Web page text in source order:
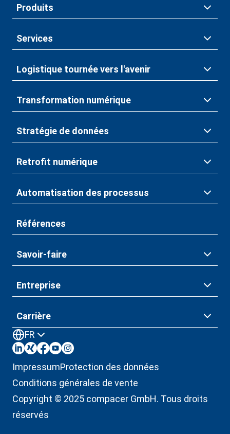
Produits
Services
Logistique tournée vers l'avenir
Transformation numérique
Stratégie de données
Retrofit numérique
Automatisation des processus
Références
Savoir-faire
Entreprise
Carrière
FR
ImpressumProtection des données
Conditions générales de vente
Copyright © 2025 compacer GmbH. Tous droits
réservés